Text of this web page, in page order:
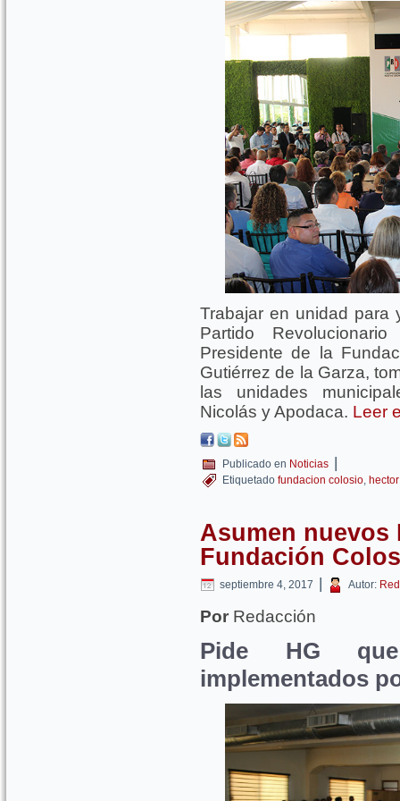
Trabajar en unidad para
Partido
Presidente de la
Gutiérrez de la Garza,
las unidades
Nicolás y Apodaca. Leer
Publicado en Noticias |
Etiquetado fundacion colosio,
Asumen nuevos
Fundación
septiembre 4, 2017 | Autor:
Por Redacción
Pide HG
implementados